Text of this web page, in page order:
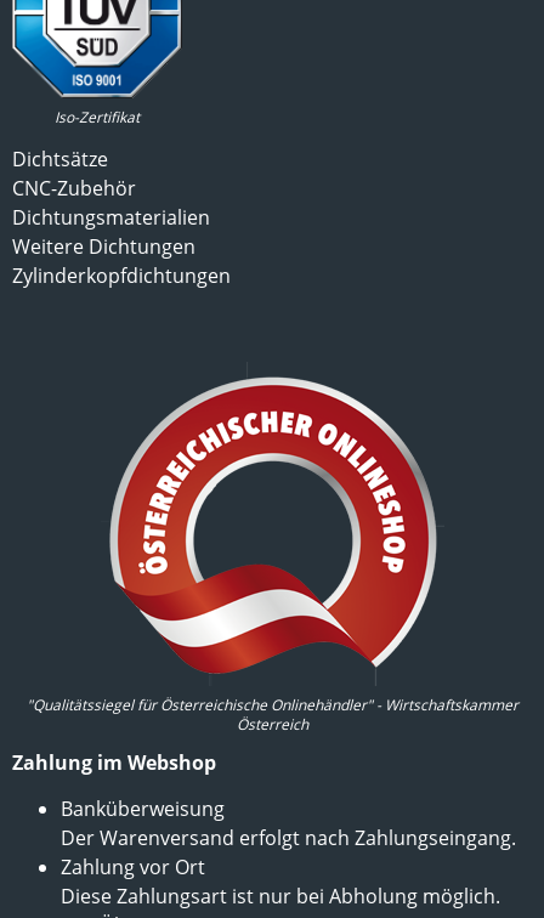
Iso-Zertifikat
Dichtsätze
CNC-Zubehör
Dichtungsmaterialien
Weitere Dichtungen
Zylinderkopfdichtungen
"Qualitätssiegel für Österreichische Onlinehändler" - Wirtschaftskammer
Österreich
Zahlung im Webshop
Banküberweisung
Der Warenversand erfolgt nach Zahlungseingang.
Zahlung vor Ort
Diese Zahlungsart ist nur bei Abholung möglich.